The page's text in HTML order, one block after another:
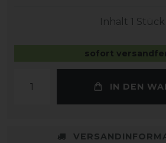
Inhalt 1 Stück
sofort
IN DEN